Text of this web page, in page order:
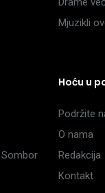
Mjuzikli
Hoću u
Podržite
O nama
Redakcija
Kontakt